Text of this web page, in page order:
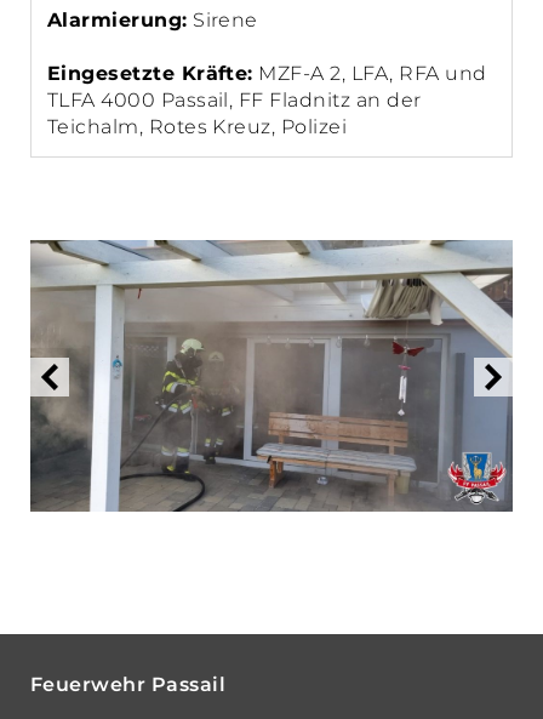
Alarmierung: Sirene
Eingesetzte Kräfte: MZF-A 2, LFA, RFA und
TLFA 4000 Passail, FF Fladnitz an der
Teichalm, Rotes Kreuz, Polizei
Feuerwehr Passail